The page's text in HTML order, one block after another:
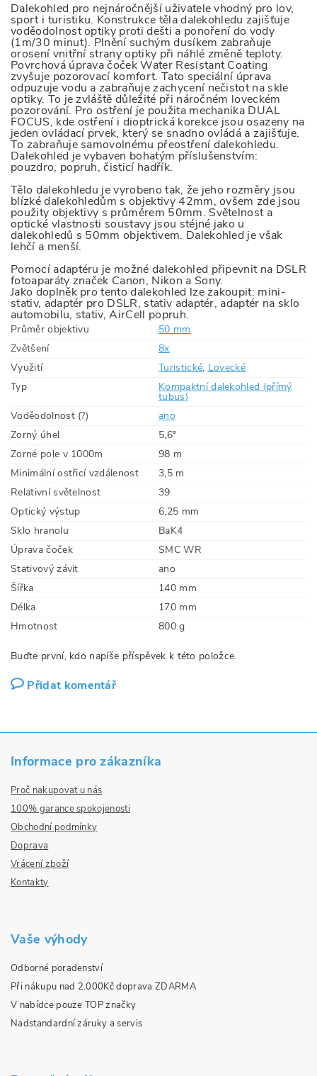
Dalekohled pro nejnáročnější uživatele vhodný pro lov,
sport i turistiku. Konstrukce těla dalekohledu zajišťuje
voděodolnost optiky proti dešti a ponoření do vody
(1m/30 minut). Plnění suchým dusíkem zabraňuje
orosení vnitřní strany optiky při náhlé změně teploty.
Povrchová úprava čoček Water Resistant Coating
zvyšuje pozorovací komfort. Tato speciální úprava
odpuzuje vodu a zabraňuje zachycení nečistot na skle
optiky. To je zvláště důležité při náročném loveckém
pozorování. Pro ostření je použita mechanika DUAL
FOCUS, kde ostření i dioptrická korekce jsou osazeny na
jeden ovládací prvek, který se snadno ovládá a zajišťuje.
To zabraňuje samovolnému přeostření dalekohledu.
Dalekohled je vybaven bohatým příslušenstvím:
pouzdro, popruh, čisticí hadřík.
Tělo dalekohledu je vyrobeno tak, že jeho rozměry jsou
blízké dalekohledům s objektivy 42mm, ovšem zde jsou
použity objektivy s průměrem 50mm. Světelnost a
optické vlastnosti soustavy jsou stéjné jako u
dalekohledů s 50mm objektivem. Dalekohled je však
lehčí a menší.
Pomocí adaptéru je možné dalekohled připevnit na DSLR
fotoaparáty značek Canon, Nikon a Sony.
Jako doplněk pro tento dalekohled lze zakoupit: mini-
stativ, adaptér pro DSLR, stativ adaptér, adaptér na sklo
automobilu, stativ, AirCell popruh.
Průměr objektivu
50 mm
Zvětšení
8x
Využití
Turistické, Lovecké
Typ
Kompaktní dalekohled (přímý
tubus)
Voděodolnost (?)
ano
Zorný úhel
5,6°
Zorné pole v 1000m
98 m
Minimální ostřicí vzdálenost
3,5 m
Relativní světelnost
39
Optický výstup
6,25 mm
Sklo hranolu
BaK4
Úprava čoček
SMC WR
Stativový závit
ano
Šířka
140 mm
Délka
170 mm
Hmotnost
800 g
Buďte první, kdo napíše příspěvek k této položce.
Přidat komentář
Informace pro zákazníka
Proč nakupovat u nás
100% garance spokojenosti
Obchodní podmínky
Doprava
Vrácení zboží
Kontakty
Vaše výhody
Odborné poradenství
Při nákupu nad 2.000Kč doprava ZDARMA
V nabídce pouze TOP značky
Nadstandardní záruky a servis